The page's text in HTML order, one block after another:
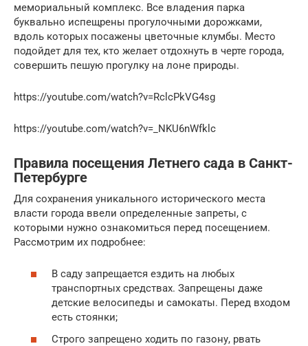
мемориальный комплекс. Все владения парка
буквально испещрены прогулочными дорожками,
вдоль которых посажены цветочные клумбы. Место
подойдет для тех, кто желает отдохнуть в черте города,
совершить пешую прогулку на лоне природы.
https://youtube.com/watch?v=RclcPkVG4sg
https://youtube.com/watch?v=_NKU6nWfklc
Правила посещения Летнего сада в Санкт-
Петербурге
Для сохранения уникального исторического места
власти города ввели определенные запреты, с
которыми нужно ознакомиться перед посещением.
Рассмотрим их подробнее:
В саду запрещается ездить на любых
транспортных средствах. Запрещены даже
детские велосипеды и самокаты. Перед входом
есть стоянки;
Строго запрещено ходить по газону, рвать